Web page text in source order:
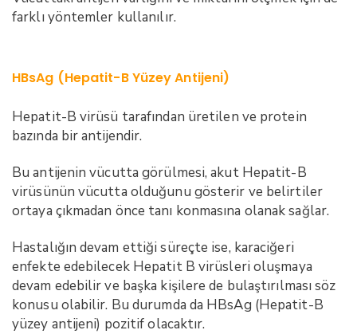
farklı yöntemler kullanılır.
HBsAg (Hepatit-B Yüzey Antijeni)
Hepatit-B virüsü tarafından üretilen ve protein
bazında bir antijendir.
Bu antijenin vücutta görülmesi, akut Hepatit-B
virüsünün vücutta olduğunu gösterir ve belirtiler
ortaya çıkmadan önce tanı konmasına olanak sağlar.
Hastalığın devam ettiği süreçte ise, karaciğeri
enfekte edebilecek Hepatit B virüsleri oluşmaya
devam edebilir ve başka kişilere de bulaştırılması söz
konusu olabilir. Bu durumda da HBsAg (Hepatit-B
yüzey antijeni) pozitif olacaktır.